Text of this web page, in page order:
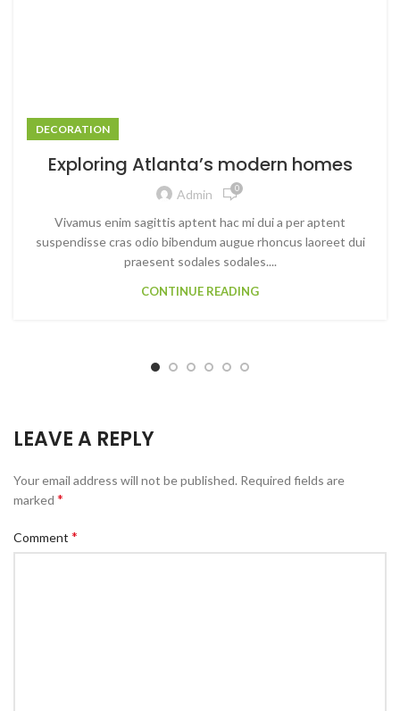
DECORATION
Exploring Atlanta’s modern homes
Admin 0
Vivamus enim sagittis aptent hac mi dui a per aptent
suspendisse cras odio bibendum augue rhoncus laoreet dui
praesent sodales sodales....
CONTINUE READING
LEAVE A REPLY
Your email address will not be published. Required fields are
marked *
Comment *